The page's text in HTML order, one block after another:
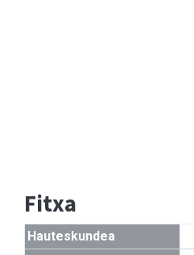
Fitxa
Hauteskundea